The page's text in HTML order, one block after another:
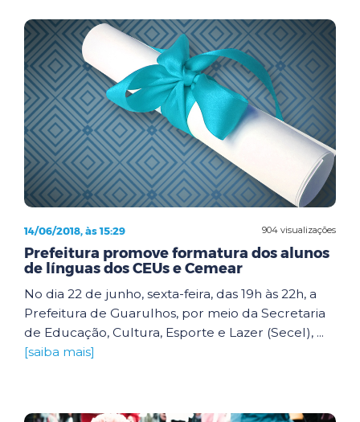
904 visualizações
14/06/2018, às 15:29
Prefeitura promove formatura dos alunos
de línguas dos CEUs e Cemear
No dia 22 de junho, sexta-feira, das 19h às 22h, a
Prefeitura de Guarulhos, por meio da Secretaria
de Educação, Cultura, Esporte e Lazer (Secel), ...
[saiba mais]